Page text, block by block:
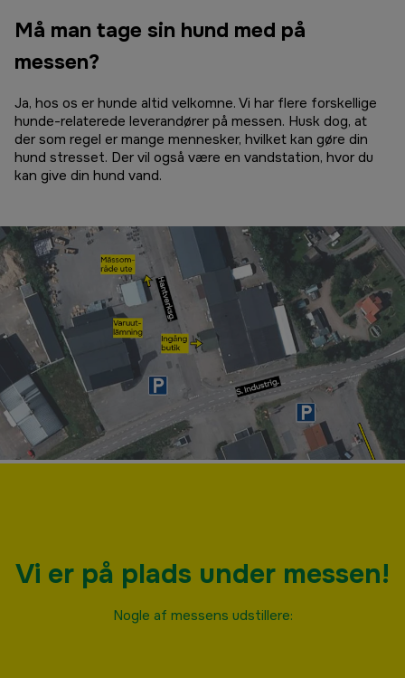
Må man tage sin hund med på
messen?
Ja, hos os er hunde altid velkomne. Vi har flere forskellige
hunde-relaterede leverandører på messen. Husk dog, at
der som regel er mange mennesker, hvilket kan gøre din
hund stresset. Der vil også være en vandstation, hvor du
kan give din hund vand.
Vi er på plads under messen!
Nogle af messens udstillere: